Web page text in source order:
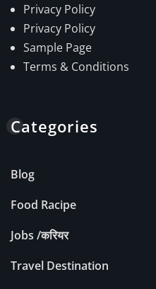
Privacy Policy
Privacy Policy
Sample Page
Terms & Conditions
Categories
Blog
Food Racipe
Jobs /करियर
Travel Destination